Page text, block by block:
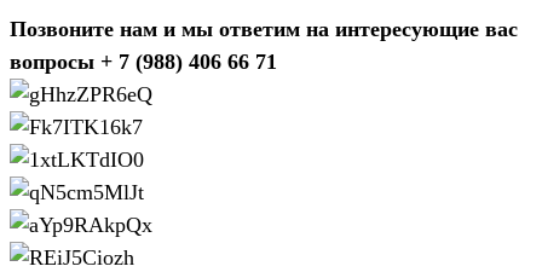
Позвоните нам и мы ответим на интересующие вас
вопросы + 7 (988) 406 66 71